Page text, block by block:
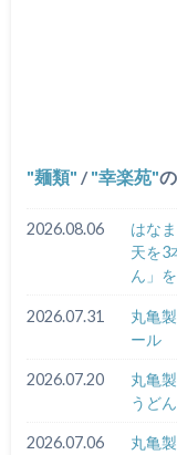
麺類 / 幸楽苑
2026.08.06
はな
天を3
ん」
2026.07.31
丸亀
ール
2026.07.20
丸亀
うど
2026.07.06
丸亀